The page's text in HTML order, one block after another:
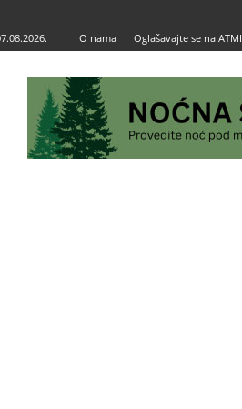
O nama Oglašavajte se na ATMI